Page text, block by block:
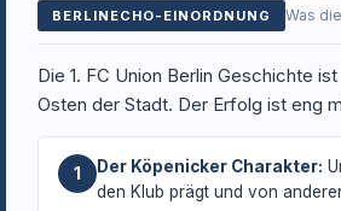
BERLINECHO-EINORDNUNG Was
Die 1. FC Union Berlin Geschichte
Osten der Stadt. Der Erfolg ist eng
1 Der Köpenicker Charakter:
den Klub prägt und von